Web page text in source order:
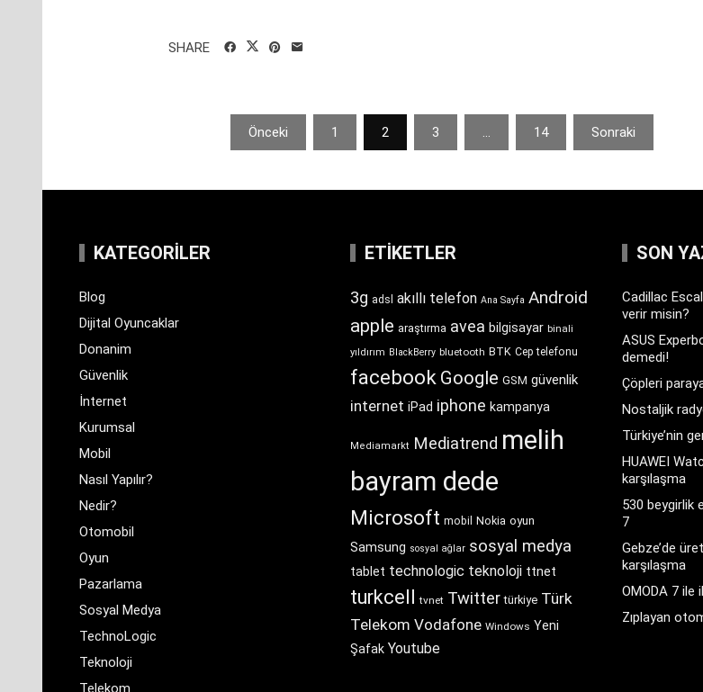
SHARE
Önceki 1 2 3 … 14 Sonraki
KATEGORILER
Blog
Dijital Oyuncaklar
Donanim
Güvenlik
İnternet
Kurumsal
Mobil
Nasıl Yapılır?
Nedir?
Otomobil
Oyun
Pazarlama
Sosyal Medya
TechnoLogic
Teknoloji
Telekom
ETIKETLER
3g adsl akıllı telefon Ana Sayfa Android
apple araştırma avea bilgisayar binali
yıldırım BlackBerry bluetooth BTK Cep telefonu
facebook Google GSM güvenlik
internet iPad iphone kampanya
Mediamarkt Mediatrend melih
bayram dede
Microsoft mobil Nokia oyun
Samsung sosyal ağlar sosyal medya
tablet technologic teknoloji ttnet
turkcell tvnet Twitter türkiye Türk
Telekom Vodafone Windows Yeni
Şafak Youtube
SON
Cadillac
verir misin?
ASUS
demedi!
Çöpleri
Nostaljik
Türkiye’nin
HUAWEI
karşılaşma
530 beygirlik
7
Gebze’de
karşılaşma
OMODA 7 ile
Zıplayan